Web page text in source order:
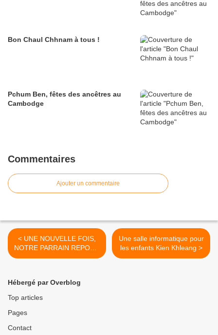
Bon Chaul Chhnam à tous !
Pchum Ben, fêtes des ancêtres au
Cambodge
Commentaires
Ajouter un commentaire
< UNE NOUVELLE FOIS,
NOTRE PARRAIN REPOND
PRESENT FACE A SES
Une salle informatique pour
les enfants Kien Khleang >
Hébergé par Overblog
Top articles
Pages
Contact